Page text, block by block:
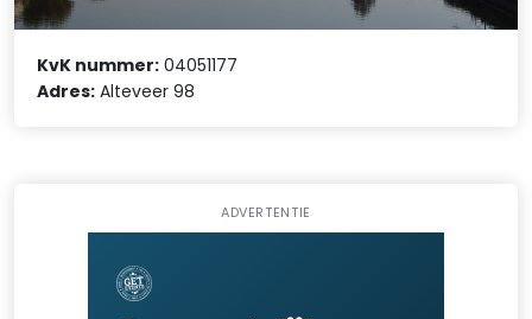
KvK nummer: 04051177
Adres: Alteveer 98
ADVERTENTIE